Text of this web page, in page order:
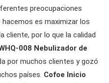
preocupaciones
es maximizar los
cliente, por lo que la calidad
008 Nebulizador de
por muchos clientes y gozó
países. Cofoe Inicio